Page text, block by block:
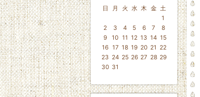
日
月 火 水 木 金 土
1
2
3 4 5 6 7
8
9
10 11 12 13 14 15
16 17 18 19 20 21 22
23 24 25 26 27 28 29
30 31